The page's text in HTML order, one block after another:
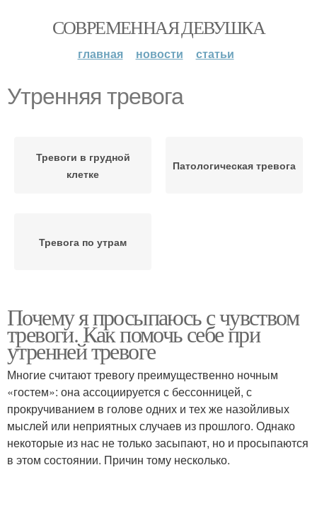
СОВРЕМЕННАЯ ДЕВУШКА
главная новости статьи
Утренняя тревога
Тревоги в грудной
клетке
Патологическая тревога
Тревога по утрам
Почему я просыпаюсь с чувством
тревоги. Как помочь себе при
утренней тревоге
Многие считают тревогу преимущественно ночным
«гостем»: она ассоциируется с бессонницей, с
прокручиванием в голове одних и тех же назойливых
мыслей или неприятных случаев из прошлого. Однако
некоторые из нас не только засыпают, но и просыпаются
в этом состоянии. Причин тому несколько.